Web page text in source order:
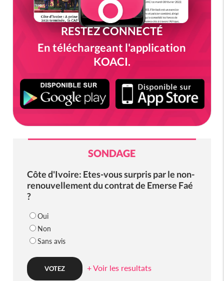
RESTEZ CONNECTÉ
En téléchargeant l'application
KOACI.
SONDAGE
Côte d'Ivoire: Etes-vous surpris par le non-
renouvellement du contrat de Emerse Faé
?
Oui
Non
Sans avis
+ Voir les resultats